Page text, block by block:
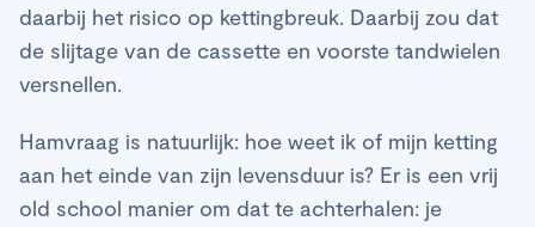
daarbij het risico op kettingbreuk. Daarbij zou dat
de slijtage van de cassette en voorste tandwielen
versnellen.
Hamvraag is natuurlijk: hoe weet ik of mijn ketting
aan het einde van zijn levensduur is? Er is een vrij
old school manier om dat te achterhalen: je